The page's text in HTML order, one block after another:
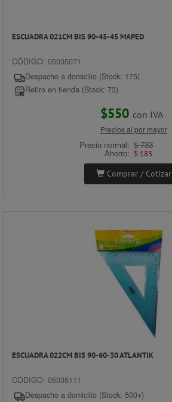
ESCUADRA 021CM BIS 90-45-45 MAPED
CÓDIGO: 05035071
Despacho a domicilio (Stock: 175)
Retiro en tienda (Stock: 73)
$550 con IVA
Precios al por mayor
Precio normal: $ 733
Ahorro: $ 183
Comprar / Cotizar
ESCUADRA 022CM BIS 90-60-30 ATLANTIK
CÓDIGO: 05035111
Despacho a domicilio (Stock: 500+)